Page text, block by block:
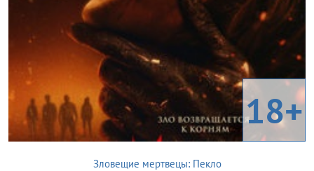
18+
Зловещие мертвецы: Пекло